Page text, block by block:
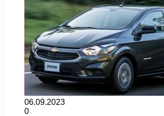
06.09.2023
0